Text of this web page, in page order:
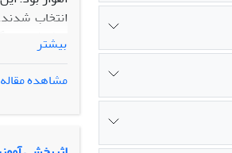
نتایج
خودکارآمدی
تیزهوش را
بیشتر
مشاهده مقاله